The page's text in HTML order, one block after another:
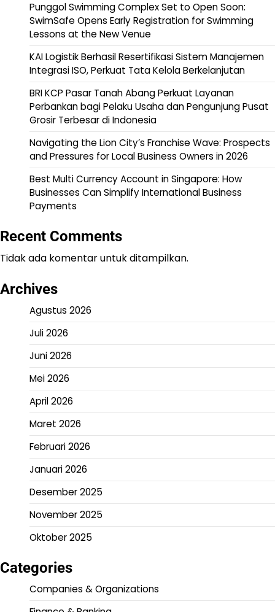
Punggol Swimming Complex Set to Open Soon:
SwimSafe Opens Early Registration for Swimming
Lessons at the New Venue
KAI Logistik Berhasil Resertifikasi Sistem Manajemen
Integrasi ISO, Perkuat Tata Kelola Berkelanjutan
BRI KCP Pasar Tanah Abang Perkuat Layanan
Perbankan bagi Pelaku Usaha dan Pengunjung Pusat
Grosir Terbesar di Indonesia
Navigating the Lion City’s Franchise Wave: Prospects
and Pressures for Local Business Owners in 2026
Best Multi Currency Account in Singapore: How
Businesses Can Simplify International Business
Payments
Recent Comments
Tidak ada komentar untuk ditampilkan.
Archives
Agustus 2026
Juli 2026
Juni 2026
Mei 2026
April 2026
Maret 2026
Februari 2026
Januari 2026
Desember 2025
November 2025
Oktober 2025
Categories
Companies & Organizations